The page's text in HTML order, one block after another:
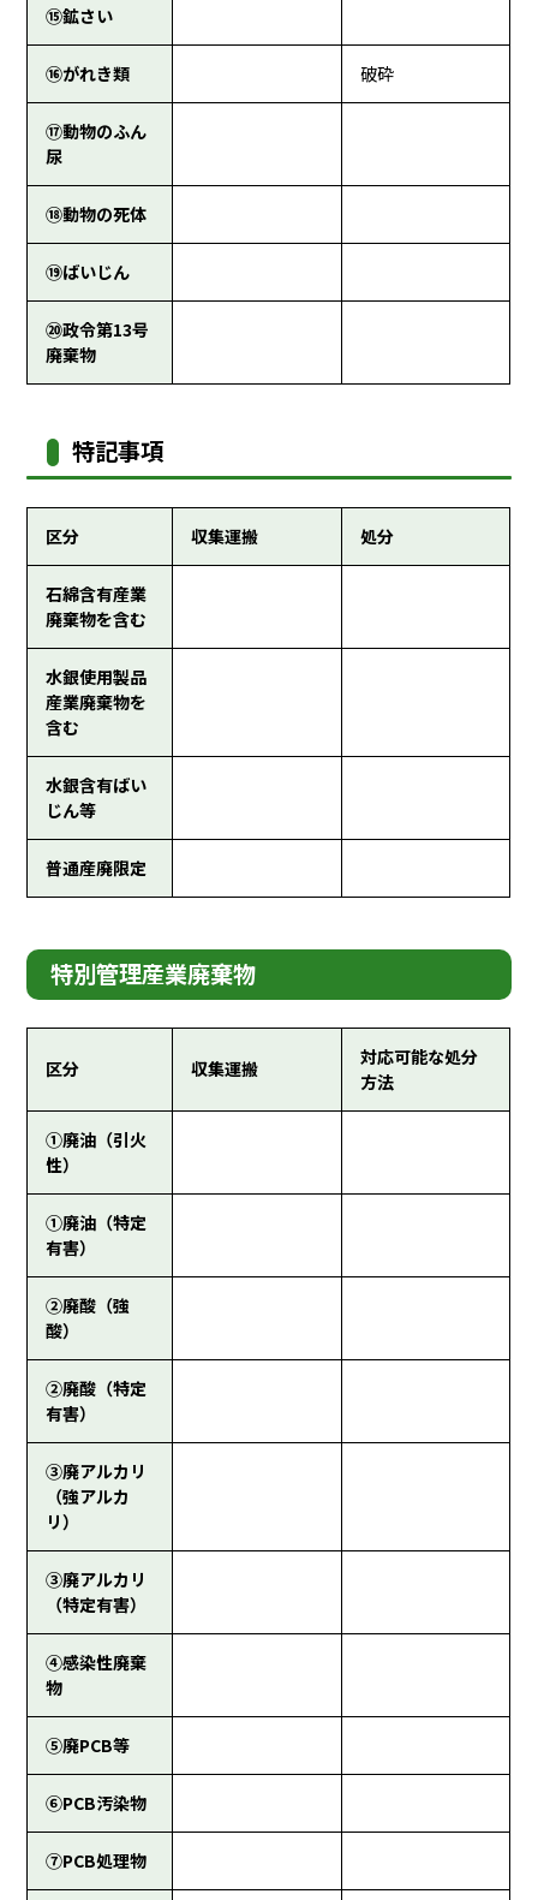
⑮鉱さい
⑯がれき類 破砕
⑰動物のふん
尿
⑱動物の死体
⑲ばいじん
⑳政令第13号
廃棄物
特記事項
区分 収集運搬 処分
石綿含有産業
廃棄物を含む
水銀使用製品
産業廃棄物を
含む
水銀含有ばい
じん等
普通産廃限定
特別管理産業廃棄物
区分 収集運搬
対応可能な処分
方法
①廃油（引火
性）
①廃油（特定
有害）
②廃酸（強
酸）
②廃酸（特定
有害）
③廃アルカリ
（強アルカ
リ）
③廃アルカリ
（特定有害）
④感染性廃棄
物
⑤廃PCB等
⑥PCB汚染物
⑦PCB処理物